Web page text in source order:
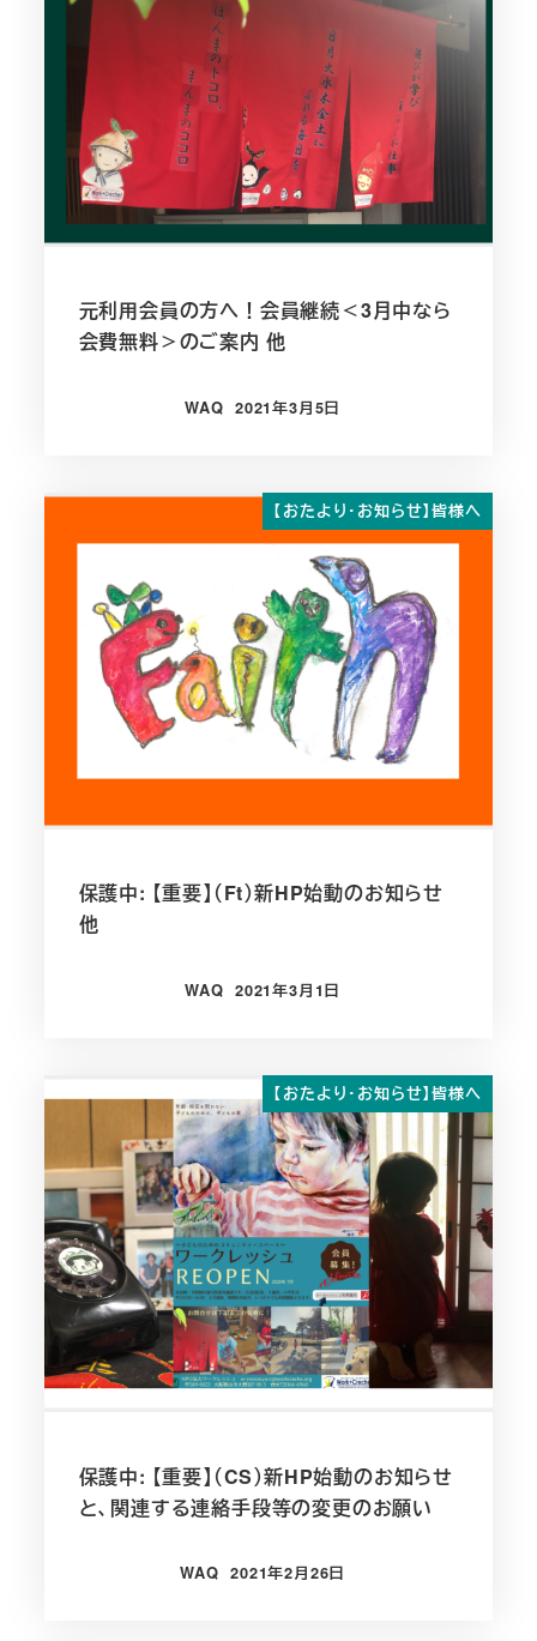
元利用会員の方へ！会員継続＜3月中なら
会費無料＞のご案内 他
WAQ 投稿日
2021年3月5日
【おたより・お知らせ】皆様へ
保護中: 【重要】（Ft）新HP始動のお知らせ
他
WAQ 投稿日
2021年3月1日
【おたより・お知らせ】皆様へ
保護中: 【重要】（CS）新HP始動のお知らせ
と、関連する連絡手段等の変更のお願い
WAQ 投稿日
2021年2月26日